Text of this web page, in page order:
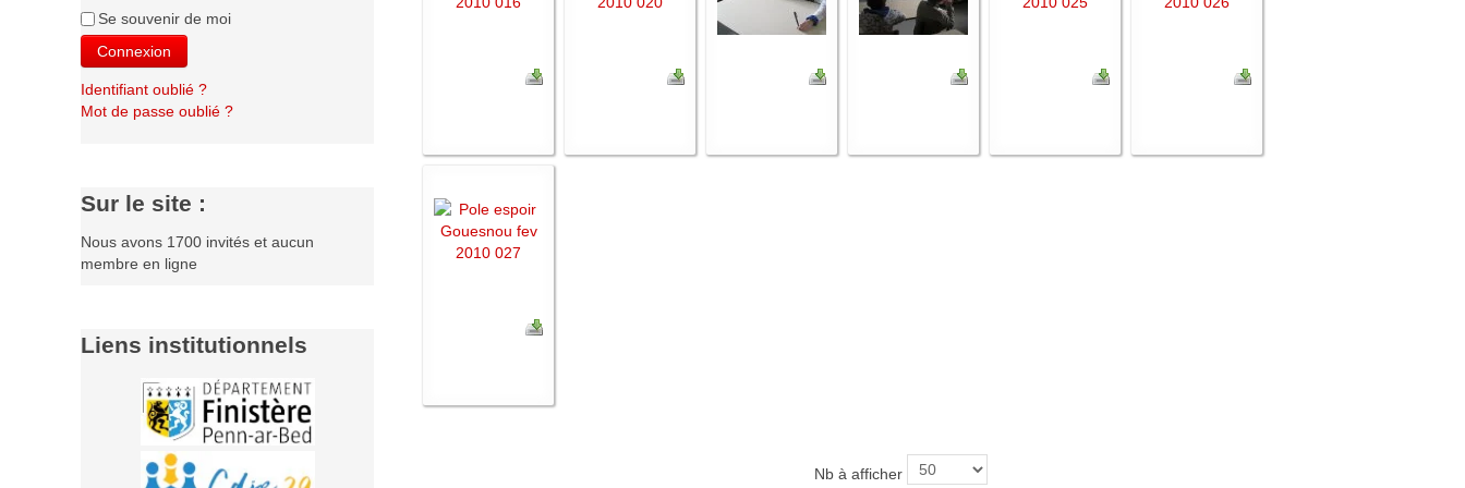
Nb à afficher
Se souvenir de moi
Connexion
Identifiant oublié ?
Mot de passe oublié ?
Sur le site :
Nous avons 1700 invités et aucun
membre en ligne
Liens institutionnels